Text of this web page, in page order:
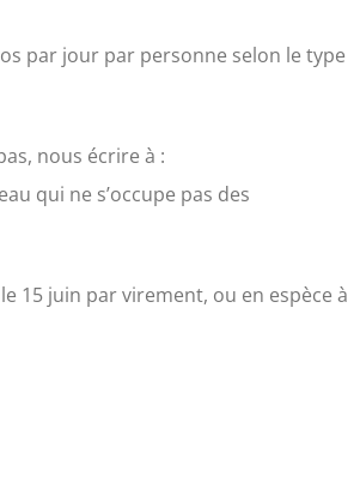
par jour par personne selon le type
nous écrire à :
qui ne s’occupe pas des
15 juin par virement, ou en espèce à